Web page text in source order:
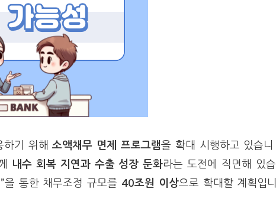
하기 위해소액채무 면제 프로그램을 확대 시행하고 있습니
내수 회복 지연과 수출 성장 둔화라는 도전에 직면해 있습
을 통한 채무조정 규모를 40조원 이상으로 확대할 계획입니